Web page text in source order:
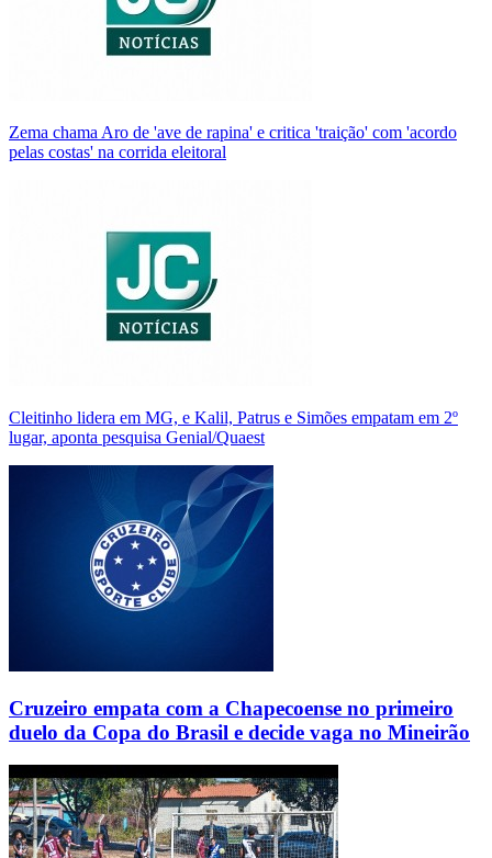
Zema chama Aro de 'ave de rapina' e critica 'traição' com 'acordo
pelas costas' na corrida eleitoral
Cleitinho lidera em MG, e Kalil, Patrus e Simões empatam em 2º
lugar, aponta pesquisa Genial/Quaest
Cruzeiro empata com a Chapecoense no primeiro
duelo da Copa do Brasil e decide vaga no Mineirão